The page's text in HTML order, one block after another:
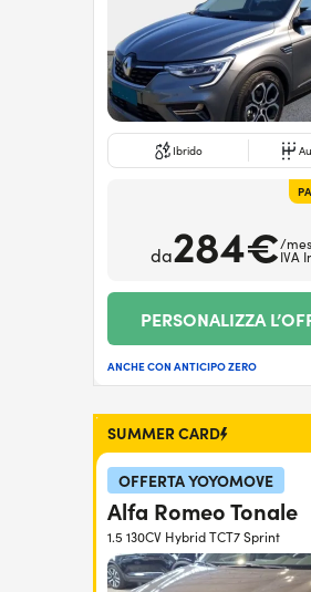
Ibrido
da284€/
IVA
PERSONALIZZA
ANCHE CON ANTICIPO ZERO
SUMMER CARD
OFFERTA YOYOMOVE
Alfa Romeo Tonale
1.5 130CV Hybrid TCT7 Sprint